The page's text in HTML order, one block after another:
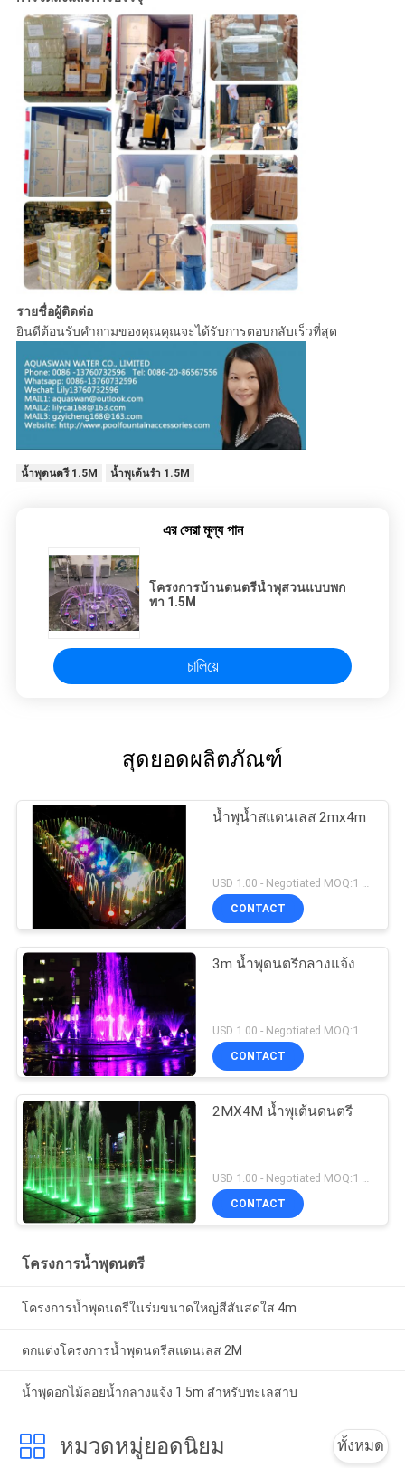
รายชื่อผู้ติดต่อ
ยินดีต้อนรับคำถามของคุณคุณจะได้รับการตอบกลับเร็วที่สุด
น้ำพุดนตรี 1.5M น้ำพุเต้นรำ 1.5M
এর সেরা মূল্য পান
โครงการบ้านดนตรีน้ำพุสวนแบบพก
พา 1.5M
চালিয়ে
สุดยอดผลิตภัณฑ์
น้ำพุน้ำสแตนเลส 2mx4m
USD 1.00 - Negotiated MOQ:1 ชุด
CONTACT
3m น้ำพุดนตรีกลางแจ้ง
USD 1.00 - Negotiated MOQ:1 ชุด
CONTACT
2MX4M น้ำพุเต้นดนตรี
CONTACT
โครงการน้ำพุดนตรี
โครงการน้ำพุดนตรีในร่มขนาดใหญ่สีสันสดใส 4m
ตกแต่งโครงการน้ำพุดนตรีสแตนเลส 2M
น้ำพุดอกไม้ลอยน้ำกลางแจ้ง 1.5m สำหรับทะเลสาบ
หมวดหมู่ยอดนิยม ทั้งหมด